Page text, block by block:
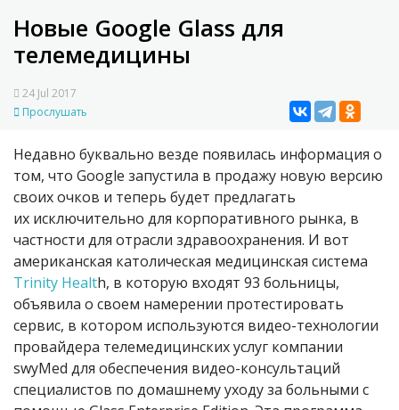
Новые Google Glass для
телемедицины
24 Jul 2017
Прослушать
Недавно буквально везде появилась информация о
том, что Google запустила в продажу новую версию
своих очков и теперь будет предлагать
их исключительно для корпоративного рынка, в
частности для отрасли здравоохранения. И вот
американская католическая медицинская система
Trinity Health, в которую входят 93 больницы,
объявила о своем намерении протестировать
сервис, в котором используются видео-технологии
провайдера телемедицинских услуг компании
swyMed для обеспечения видео-консультаций
специалистов по домашнему уходу за больными с